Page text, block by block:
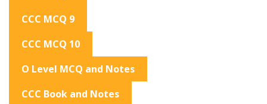
CCC MCQ 9
CCC MCQ 10
O Level MCQ and Notes
CCC Book and Notes